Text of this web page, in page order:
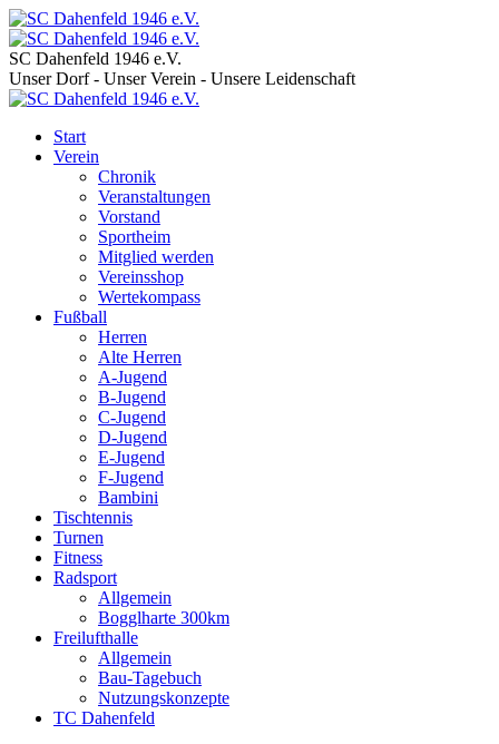
SC Dahenfeld 1946 e.V.
Unser Dorf - Unser Verein - Unsere Leidenschaft
Start
Verein
Chronik
Veranstaltungen
Vorstand
Sportheim
Mitglied werden
Vereinsshop
Wertekompass
Fußball
Herren
Alte Herren
A-Jugend
B-Jugend
C-Jugend
D-Jugend
E-Jugend
F-Jugend
Bambini
Tischtennis
Turnen
Fitness
Radsport
Allgemein
Bogglharte 300km
Freilufthalle
Allgemein
Bau-Tagebuch
Nutzungskonzepte
TC Dahenfeld